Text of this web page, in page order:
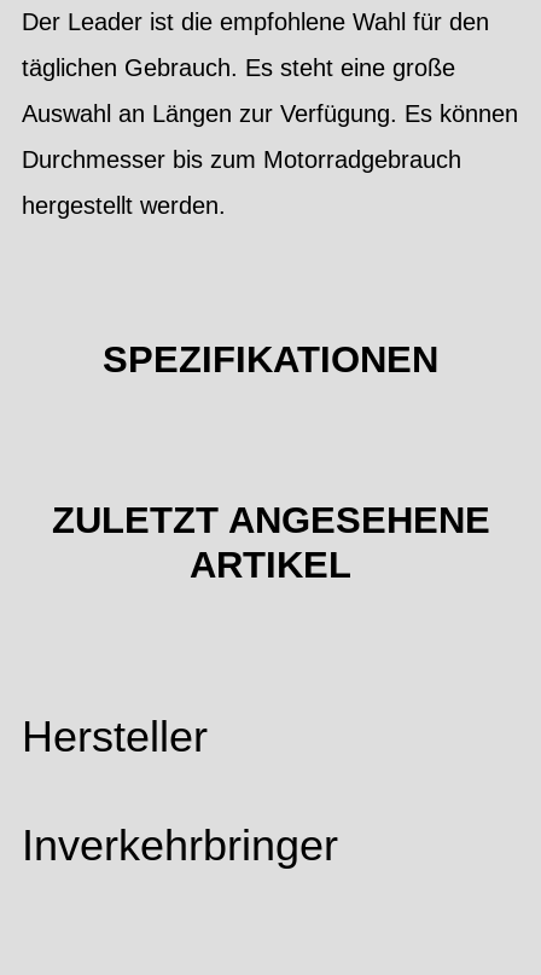
Der Leader ist die empfohlene Wahl für den
täglichen Gebrauch. Es steht eine große
Auswahl an Längen zur Verfügung. Es können
Durchmesser bis zum Motorradgebrauch
hergestellt werden.
SPEZIFIKATIONEN
ZULETZT ANGESEHENE
ARTIKEL
Hersteller
Inverkehrbringer